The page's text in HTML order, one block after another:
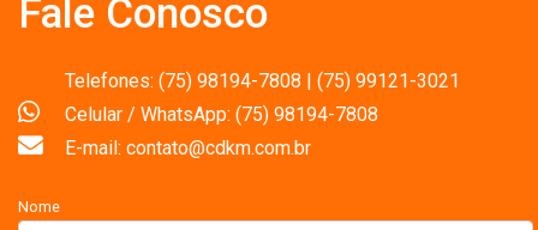
Fale Conosco
Telefones: (75) 98194-7808 | (75) 99121-3021
Celular / WhatsApp: (75) 98194-7808
E-mail: contato@cdkm.com.br
Nome